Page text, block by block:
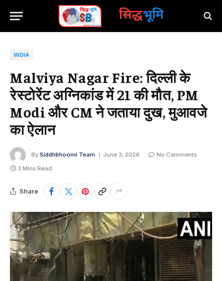
सिद्धभूमि
INDIA
Malviya Nagar Fire: दिल्ली के
रेस्टोरेंट अग्निकांड में 21 की मौत, PM
Modi और CM ने जताया दुख, मुआवजे
का ऐलान
By Siddhbhoomi Team June 3, 2026
No Comments
3 Mins Read
Share